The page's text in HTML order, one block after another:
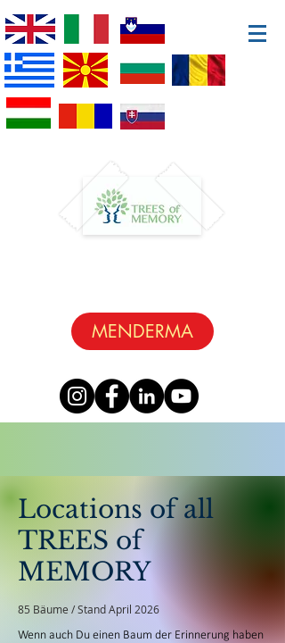
MENDERMA
Locations of all
TREES of
MEMORY
85 Bäume / Stand April 2026
Wenn auch Du einen Baum der Erinnerung haben